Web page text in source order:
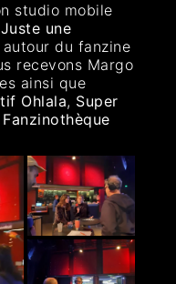
studio mobile
Juste une
du fanzine
recevons Margo
ainsi que
Ohlala, Super
Fanzinothèque